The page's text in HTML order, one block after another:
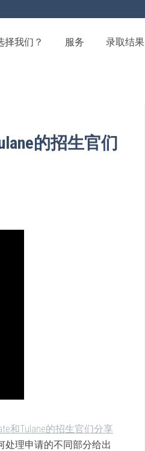
择我们？ 服务 录取结果
的招生官们
和Tulane的招生官们分享
处理申请的不同部分给出